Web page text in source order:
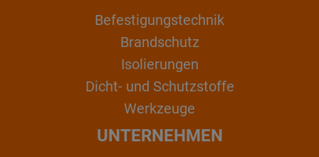
Befestigungstechnik
Brandschutz
Isolierungen
Dicht- und Schutzstoffe
Werkzeuge
UNTERNEHMEN